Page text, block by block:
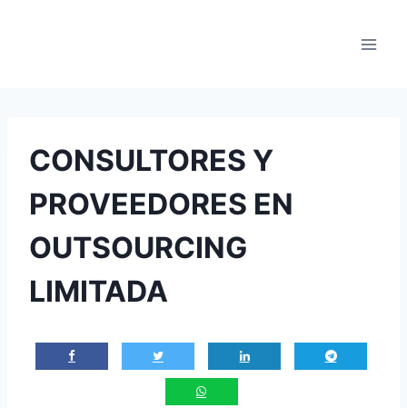
CONSULTORES Y
PROVEEDORES EN
OUTSOURCING
LIMITADA